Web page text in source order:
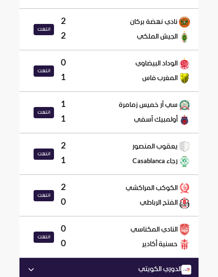
نادي نهضة بركان 2
الجيش الملكي 2
انتهت
الوداد البيضاوي 0
المغرب فاس 1
انتهت
سي آر خميس زمامرة 1
أولمبيك آسفي 1
انتهت
يعقوب المنصور 2
رجاء Casablanca 1
انتهت
الكوكب المراكشي 2
الفتح الرباطي 0
انتهت
النادي المكناسي 0
حسنية أكادير 0
انتهت
الدوري الكويتي